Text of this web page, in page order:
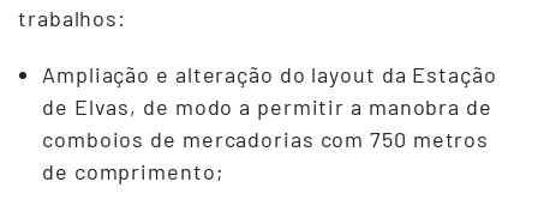
trabalhos:
Ampliação e alteração do layout da Estação
de Elvas, de modo a permitir a manobra de
comboios de mercadorias com 750 metros
de comprimento;